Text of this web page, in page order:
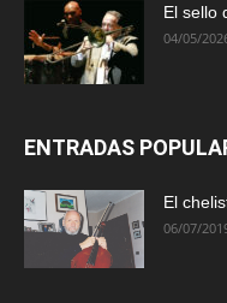
El sello
04/05/
ENTRADAS
El
06/07/